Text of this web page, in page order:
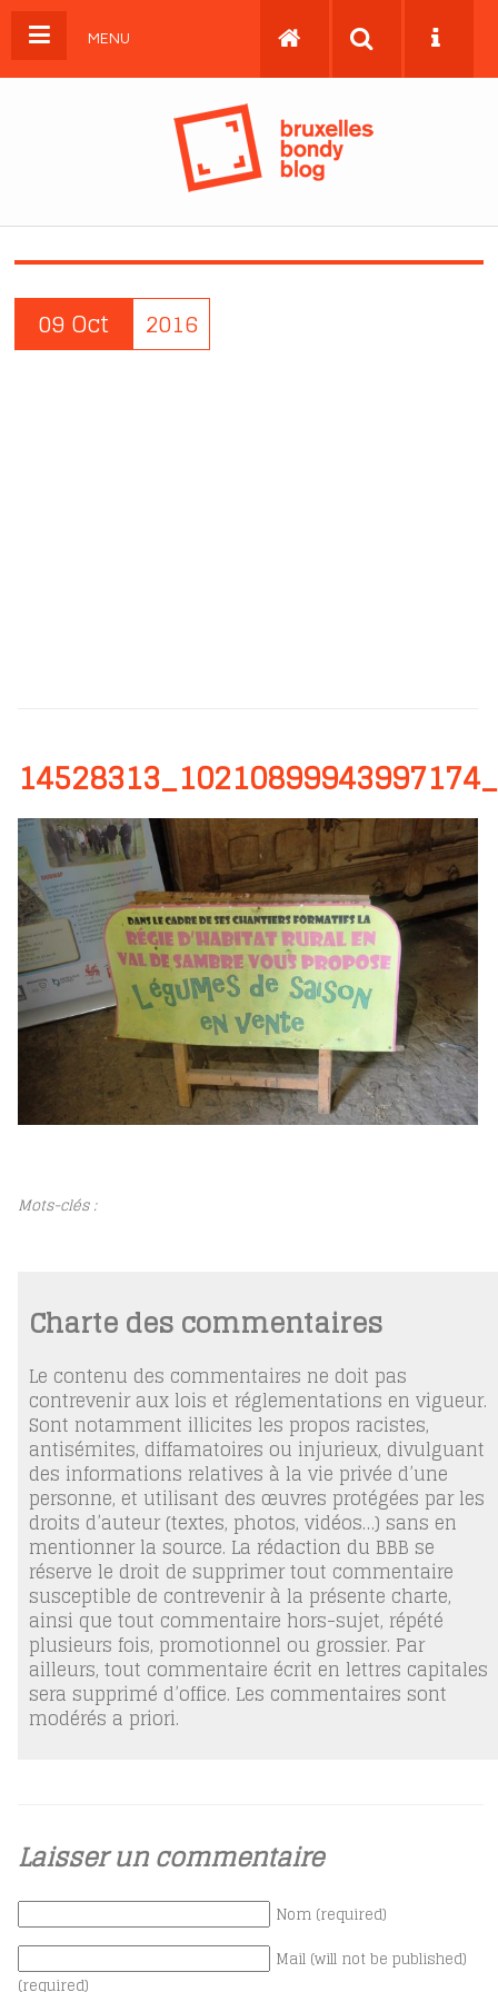
MENU
09 Oct 2016
Mots-clés :
Charte des commentaires
Le contenu des commentaires ne doit pas
contrevenir aux lois et réglementations en vigueur.
Sont notamment illicites les propos racistes,
antisémites, diffamatoires ou injurieux, divulguant
des informations relatives à la vie privée d’une
personne, et utilisant des œuvres protégées par les
droits d’auteur (textes, photos, vidéos…) sans en
mentionner la source. La rédaction du BBB se
réserve le droit de supprimer tout commentaire
susceptible de contrevenir à la présente charte,
ainsi que tout commentaire hors-sujet, répété
plusieurs fois, promotionnel ou grossier. Par
ailleurs, tout commentaire écrit en lettres capitales
sera supprimé d’office. Les commentaires sont
modérés a priori.
Laisser un commentaire
Nom (required)
Mail (will not be published)
(required)